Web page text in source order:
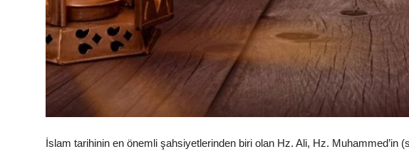
İslam tarihinin en önemli şahsiyetlerinden biri olan Hz. Ali, Hz. Muhammed’in